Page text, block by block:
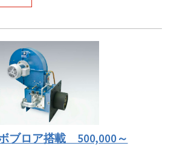
ブロア搭載 500,000～